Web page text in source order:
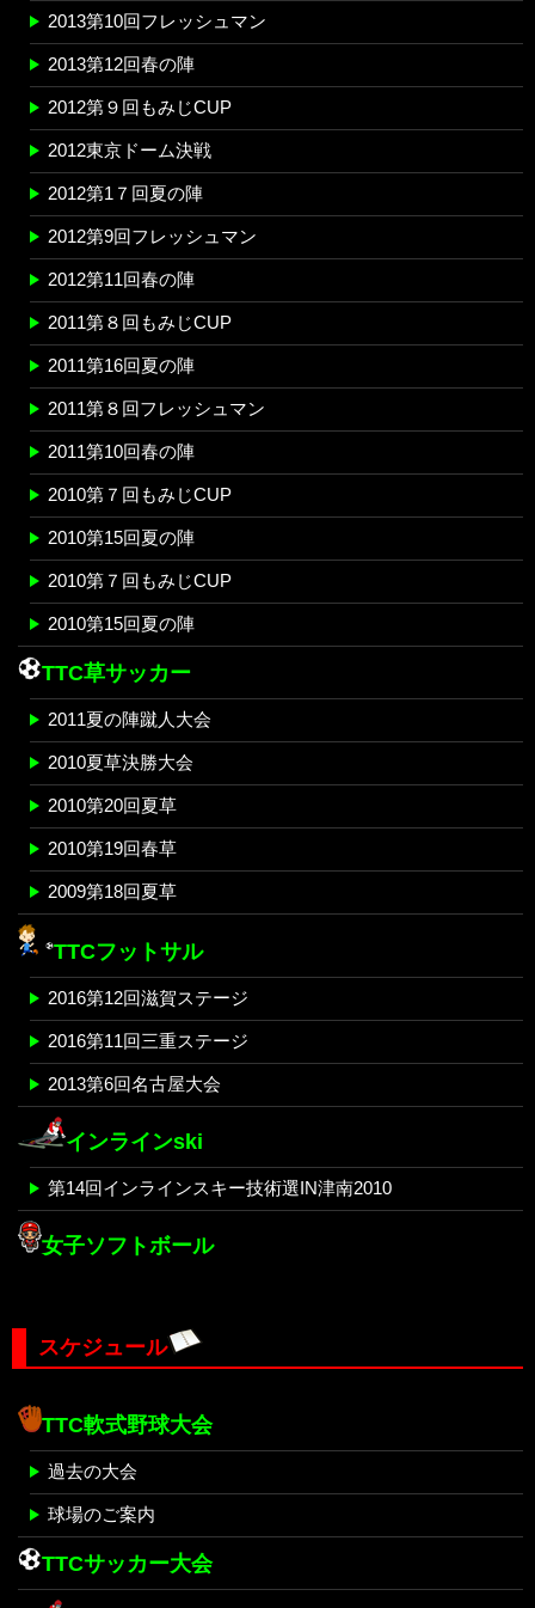
2013第10回フレッシュマン
2013第12回春の陣
2012第９回もみじCUP
2012東京ドーム決戦
2012第1７回夏の陣
2012第9回フレッシュマン
2012第11回春の陣
2011第８回もみじCUP
2011第16回夏の陣
2011第８回フレッシュマン
2011第10回春の陣
2010第７回もみじCUP
2010第15回夏の陣
2010第７回もみじCUP
2010第15回夏の陣
TTC草サッカー
2011夏の陣蹴人大会
2010夏草決勝大会
2010第20回夏草
2010第19回春草
2009第18回夏草
TTCフットサル
2016第12回滋賀ステージ
2016第11回三重ステージ
2013第6回名古屋大会
インラインski
第14回インラインスキー技術選IN津南2010
女子ソフトボール
スケジュール
TTC軟式野球大会
過去の大会
球場のご案内
TTCサッカー大会